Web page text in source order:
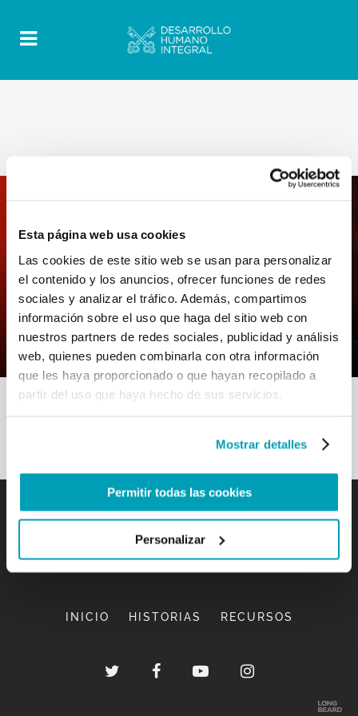
Esta página web usa cookies
Las cookies de este sitio web se usan para personalizar
el contenido y los anuncios, ofrecer funciones de redes
sociales y analizar el tráfico. Además, compartimos
información sobre el uso que haga del sitio web con
nuestros partners de redes sociales, publicidad y análisis
web, quienes pueden combinarla con otra información
que les haya proporcionado o que hayan recopilado a
partir del uso que haya hecho de sus servicios.
Mostrar detalles
Permitir todas las cookies
Personalizar
11 Julio 2023| ByMrclient |
0
Comments |
Libres de elegir si migrar o quedarse –
Una elección realmente libre
INICIO HISTORIAS RECURSOS